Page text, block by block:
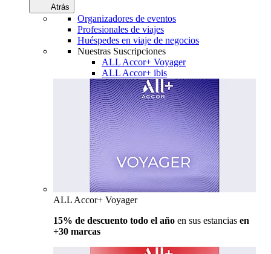
Atrás
Organizadores de eventos
Profesionales de viajes
Huéspedes en viaje de negocios
Nuestras Suscripciones
ALL Accor+ Voyager
ALL Accor+ ibis
ALL Accor+ Voyager
15% de descuento todo el año en sus estancias en
+30 marcas